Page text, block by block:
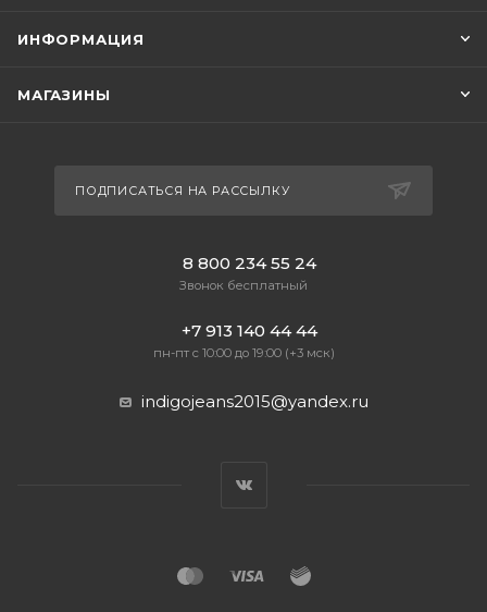
ИНФОРМАЦИЯ
МАГАЗИНЫ
ПОДПИСАТЬСЯ НА РАССЫЛКУ
8 800 234 55 24
Звонок бесплатный
+7 913 140 44 44
пн-пт с 10:00 до 19:00 (+3 мск)
indigojeans2015@yandex.ru